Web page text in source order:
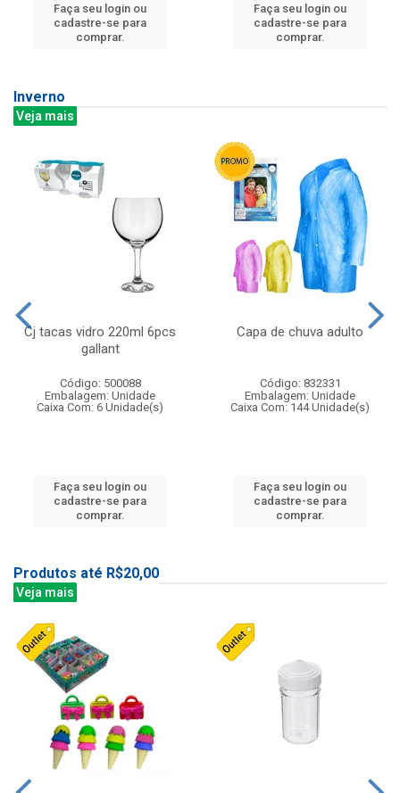
Faça seu login ou
cadastre-se para
comprar.
Faça seu login ou
cadastre-se para
comprar.
Inverno
Veja mais
Cj tacas vidro 220ml 6pcs
gallant
Código: 500088
Embalagem: Unidade
Caixa Com: 6 Unidade(s)
Faça seu login ou
cadastre-se para
comprar.
Capa de chuva adulto
Código: 832331
Embalagem: Unidade
Caixa Com: 144 Unidade(s)
Faça seu login ou
cadastre-se para
comprar.
Produtos até R$20,00
Veja mais